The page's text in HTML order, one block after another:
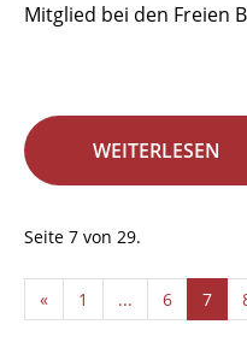
Mitglied bei den Freien
WEITERLESEN
Seite 7 von 29.
« 1 ... 6 7